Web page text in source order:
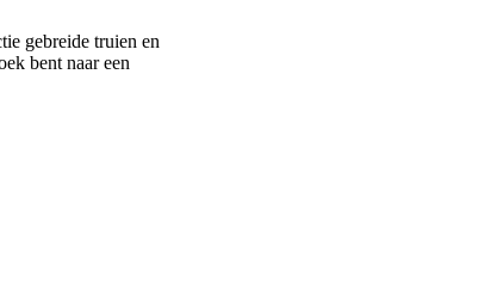
gebreide truien en
bent naar een